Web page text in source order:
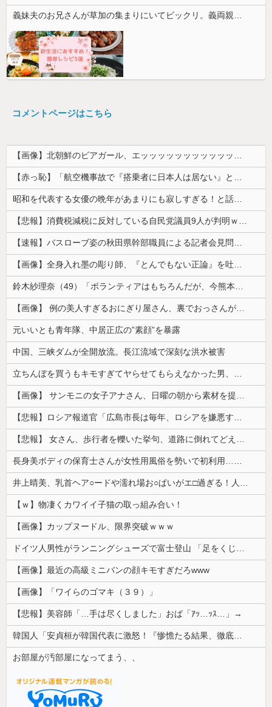
コメントページはこちら
【画像】北朝鮮のビアガール、エッッッッッッッッッッッッッッッッッ！
【赤っ恥】「航空機事故で『搭乗者に日本人は居ない』という発表は嫌い。人間として同じ価値だと思う」→ツッコミ殺到も「自分が気に入らないと思った」と...
昭和を代表する女優の晩年があまりにも寂しすぎる！と話題に、自身の子供を餓死する寸前までネグレクトした挙句……
【悲報】消費税減税に反対している自民党議員9人が判明ｗｗｗｗｗｗ
【速報】バスローブ姿の秋田県幹部職員による記者会見問題、ラブホテルからの参加だと特定「体調が優れなかったため...」とは何だったのか
【画像】全身入れ墨の彫り師、『とんでもない正論』を吐いて30万再生されてしまうｗｗｗｗｗｗｗ
鈴木紗理奈（49）「ボランティアはもちろんだが、今熊本へ旅行に行くことも支援になる」
【画像】 例の美人すぎるおにぎり屋さん、裏でおっさんが握っていたｗｗｗｗｗｗｗｗｗｗｗｗｗｗｗｗｗ
元いいとも青年隊、中居正広の”素顔”を暴露
中国、三峡ダムが全開放流。長江流域で深刻な洪水被害
立ちんぼを買うもキモすぎてヤらせてもらえなかった男、代わりの足コキでまさかの大量身寸米青ｗｗｗ
【画像】 サンモニの女子アナさん、日曜の朝から素材を提供してしまう
【悲報】ロシア報道官「広島市長は毎年、ロシアを嫌悪する『偽りの呪文』を繰り返し、日本人をゾンビ化させている」と主張
【悲報】 女さん、歩行者を轢いた挙句、道路に倒れてどえらいことになってしまうw w w w w w w
長身美ボディの保育士さんが女性用風俗を勢いで初利用…子供に絶対見せられないメスの顔でイキまくり。
井上晴美、乳首ヘア○ードや濡れ場お○ぱいがエ□過ぎる！人生最後のラスト写真集、最高！！
【ｗ】物凄くカワイイ子猫の取っ組み合い！
【画像】カップヌードル、限界突破ｗｗｗ
ドイツ人男性がランニングシューズで富士登山 「足をくじいて動けない」
【画像】最近の高級ミニバンの顔キモすぎだろwww
【画像】「ワイらのゴマキ（３９）」
【悲報】美容師「…手は尽くしました」おば「ｱｯ…ｯｽ…」→
韓国人「安貞桓が韓国代表に激怒！『惨憺たる結果、徹底的な刷新が必要だ』と監督や協会を痛烈批判」
お部屋が汚部屋になってまう、、